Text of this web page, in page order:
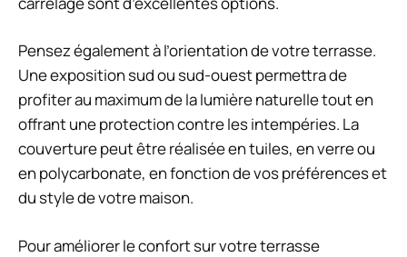
Pensez également à l’orientation de votre terrasse.
Une exposition sud ou sud-ouest permettra de
profiter au maximum de la lumière naturelle tout en
offrant une protection contre les intempéries. La
couverture peut être réalisée en tuiles, en verre ou
en polycarbonate, en fonction de vos préférences et
du style de votre maison.
Pour améliorer le confort sur votre terrasse